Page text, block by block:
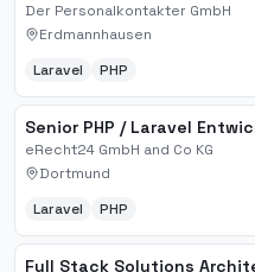
Der Personalkontakter GmbH
Erdmannhausen
Laravel PHP
Senior PHP / Laravel
eRecht24 GmbH and Co KG
Dortmund
Laravel PHP
Full Stack Solutions